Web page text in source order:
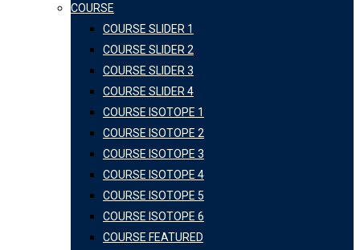
COURSE
COURSE SLIDER 1
COURSE SLIDER 2
COURSE SLIDER 3
COURSE SLIDER 4
COURSE ISOTOPE 1
COURSE ISOTOPE 2
COURSE ISOTOPE 3
COURSE ISOTOPE 4
COURSE ISOTOPE 5
COURSE ISOTOPE 6
COURSE FEATURED